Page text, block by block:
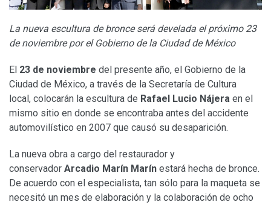
La nueva escultura de bronce será develada el próximo 23
de noviembre por el Gobierno de la Ciudad de México
El 23 de noviembre del presente año, el Gobierno de la
Ciudad de México, a través de la Secretaría de Cultura
local, colocarán la escultura de Rafael Lucio Nájera en el
mismo sitio en donde se encontraba antes del accidente
automovilístico en 2007 que causó su desaparición.
La nueva obra a cargo del restaurador y
conservador Arcadio Marín Marín estará hecha de bronce.
De acuerdo con el especialista, tan sólo para la maqueta se
necesitó un mes de elaboración y la colaboración de ocho